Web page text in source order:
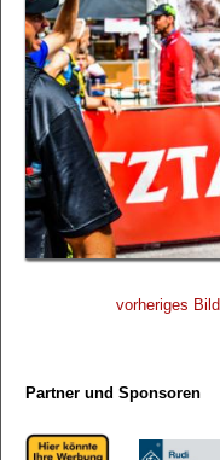
vorheriges Bild
Partner und Sponsoren